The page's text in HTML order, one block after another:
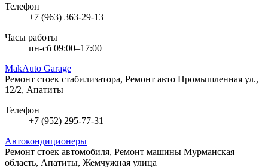
Телефон
+7 (963) 363-29-13
Часы работы
пн-сб 09:00–17:00
MakAuto Garage
Ремонт стоек стабилизатора, Ремонт авто Промышленная ул.,
12/2, Апатиты
Телефон
+7 (952) 295-77-31
Автокондиционеры
Ремонт стоек автомобиля, Ремонт машины Мурманская
область, Апатиты, Жемчужная улица